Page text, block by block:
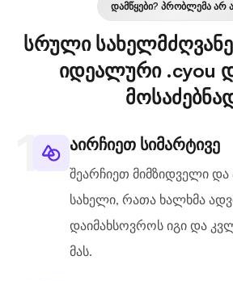
ᲓᲐᲛᲬᲧᲔᲑᲘ? ᲞᲠᲝᲑᲚᲔᲛᲐ ᲐᲠ
სრული
იდეალური .cyou
აირჩიეთ სიმარტივე
შეარჩიეთ მიმზიდველი
სახელი, რათა ხალხმა
დაიმახსოვროს იგი და
მას.